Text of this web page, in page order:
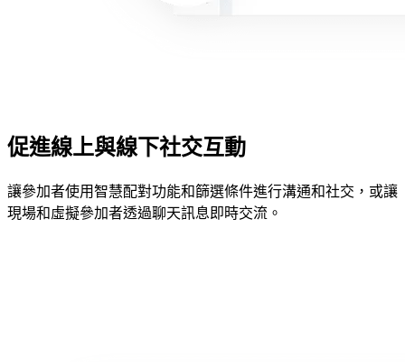
促進線上與線下社交互動
讓參加者使用智慧配對功能和篩選條件進行溝通和社交，或讓
現場和虛擬參加者透過聊天訊息即時交流。